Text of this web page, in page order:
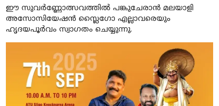
ഈ സുവർണ്ണോത്സവത്തിൽ പങ്കുചേരാൻ മലയാളി
അസോസിയേഷൻ സ്ലൈഗോ എല്ലാവരെയും
ഹൃദയപൂർവം സ്വാഗതം ചെയ്യുന്നു.